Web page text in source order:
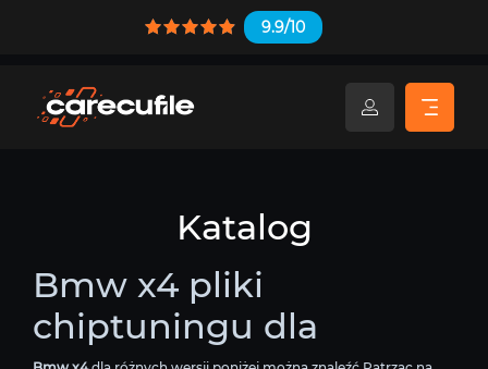
9.9/10
Katalog
Bmw x4 pliki
chiptuningu dla